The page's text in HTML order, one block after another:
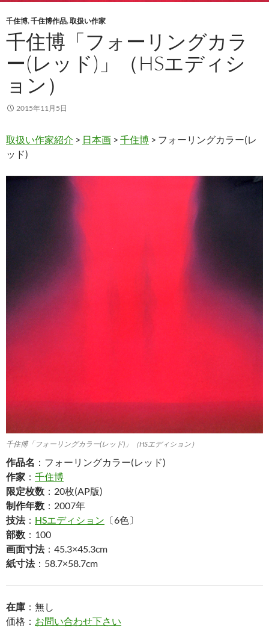
千住博,千住博作品,取扱い作家
千住博「フォーリングカラ
ー(レッド)」（HSエディシ
ョン）
2015年11月5日
取扱い作家紹介 > 日本画 > 千住博 > フォーリングカラー(レ
ッド)
千住博「フォーリングカラー(レッド)」（HSエディション）
作品名 ：フォーリングカラー(レッド)
作家 ： 千住博
限定枚数 ：20枚(AP版)
制作年数 ：2007年
技法： HSエディション 〔6色〕
部数 ：100
画面寸法：45.3×45.3cm
紙寸法：58.7×58.7cm
在庫 ：無し
価格： お問い合わせ下さい